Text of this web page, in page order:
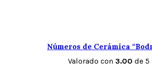
Números de Cerámica
Valorado con 3.00 de 5